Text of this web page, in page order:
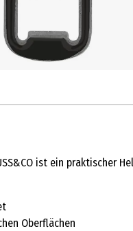
ist ein praktischer
Oberflächen